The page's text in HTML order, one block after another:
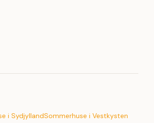
i SydjyllandSommerhuse i Vestkysten